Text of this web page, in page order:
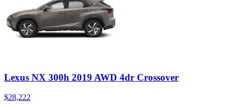
Lexus NX 300h 2019 AWD 4dr Crossover
$28,222